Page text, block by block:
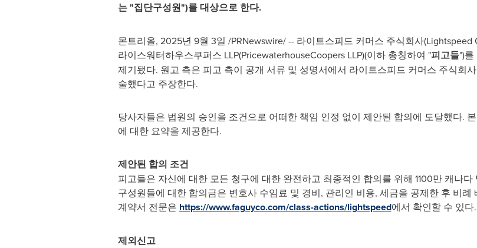
는 "집단구성원")를 대상으로 한다.
몬트리올, 2025년 9월 3일 /PRNewswire/ -- 라이트스피드 커머스 주식회사
라이스워터하우스쿠퍼스 LLP(PricewaterhouseCoopers LLP)(이하 총칭하여 "피고들")
제기됐다. 원고 측은 피고 측이 공개 서류 및 성명서에서 라이트스피드 커머스 주식회
술했다고 주장한다.
당사자들은 법원의 승인을 조건으로 어떠한 책임 인정 없이 제안된 합의에 도달했다.
에 대한 요약을 제공한다.
제안된 합의 조건
피고들은 자신에 대한 모든 청구에 대한 완전하고 최종적인 합의를 위해 1100만 캐나
구성원들에 대한 합의금은 변호사 수임료 및 경비, 관리인 비용, 세금을 공제한 후 비
계약서 전문은 https://www.faguyco.com/class-actions/lightspeed에서 확인할 수 있다.
제외신고